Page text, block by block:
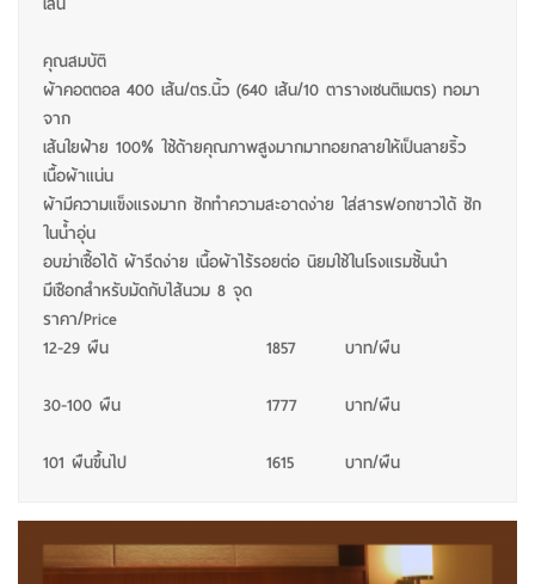
คุณสมบัติ
ผ้าคอตตอล 400 เส้น/ตร.นิ้ว (640 เส้น/10 ตารางเซนติเมตร) ทอมา
จาก
เส้นใยฝ้าย 100% ใช้ด้ายคุณภาพสูงมากมาทอยกลายให้เป็นลายริ้ว
เนื้อผ้าแน่น
ผ้ามีความแข็งแรงมาก ซักทำความสะอาดง่าย ใส่สารฟอกขาวได้ ซัก
ในน้ำอุ่น
อบฆ่าเชื้อได้ ผ้ารีดง่าย เนื้อผ้าไร้รอยต่อ นิยมใช้ในโรงแรมชั้นนำ
มีเชือกสำหรับมัดกับไส้นวม 8 จุด
ราคา/Price
12-29 ผืน
1857 บาท/ผืน
30-100 ผืน 1777 บาท/ผืน
101 ผืนขึ้นไป 1615 บาท/ผืน